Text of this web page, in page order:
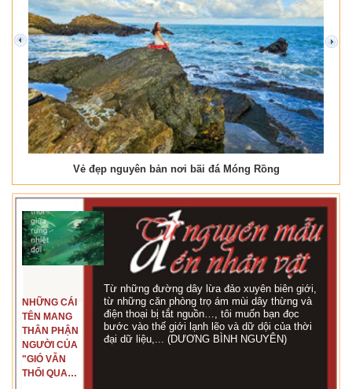
Vẻ đẹp nguyên bản nơi bãi đá Móng Rồng
prev next
NHỮNG CÁI
TÊN MANG
THÂN PHẬN
NGƯỜI CỦA
"GIÓ VẪN
THỔI QUA
Từ những đường dây lừa đảo xuyên biên giới,
từ những căn phòng trọ ám mùi dây thừng và
điện thoại bị tắt nguồn…, tôi muốn bạn đọc
bước vào thế giới lạnh lẽo và dữ dội của thời
đại dữ liệu,... (DƯƠNG BÌNH NGUYÊN)